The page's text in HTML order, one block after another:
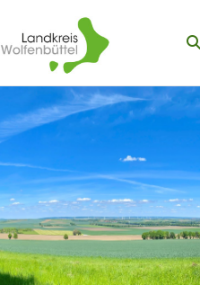
Zum Hauptinhalt springen